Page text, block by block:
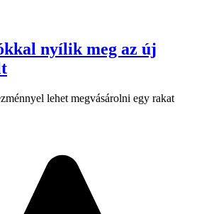
nyílik meg az új
lehet megvásárolni egy rakat